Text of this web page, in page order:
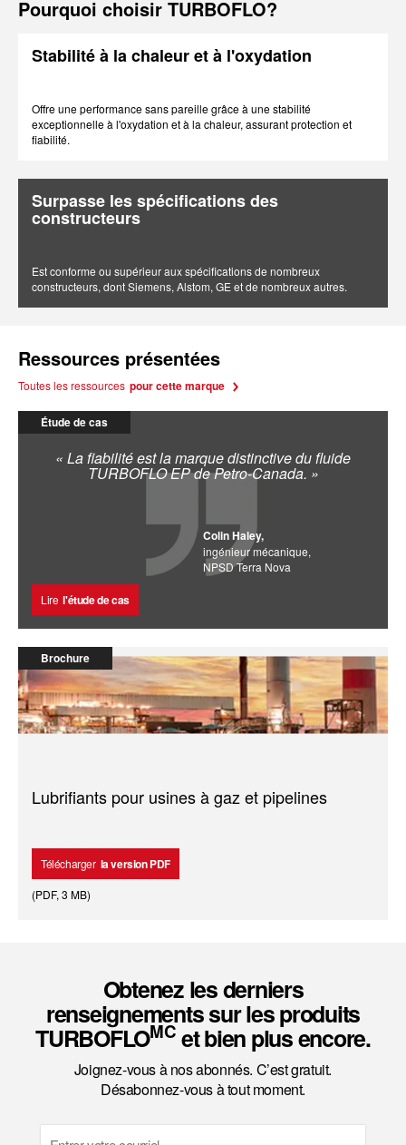
Pourquoi choisir TURBOFLO?
Stabilité à la chaleur et à l'oxydation
Offre une performance sans pareille grâce à une stabilité
exceptionnelle à l'oxydation et à la chaleur, assurant protection et
fiabilité.
Surpasse les spécifications des
constructeurs
Est conforme ou supérieur aux spécifications de nombreux
constructeurs, dont Siemens, Alstom, GE et de nombreux autres.
Ressources présentées
Toutes les ressources pour cette marque
Étude de cas
« La fiabilité est la marque distinctive du fluide
TURBOFLO EP de Petro-Canada. »
Colin Haley,
ingénieur mécanique,
NPSD Terra Nova
Lire l'étude de cas
Brochure
Lubrifiants pour usines à gaz et pipelines
Télécharger la version PDF
(PDF, 3 MB)
Obtenez les derniers
renseignements sur les produits
TURBOFLOMC et bien plus encore.
Joignez-vous à nos abonnés. C’est gratuit.
Désabonnez-vous à tout moment.